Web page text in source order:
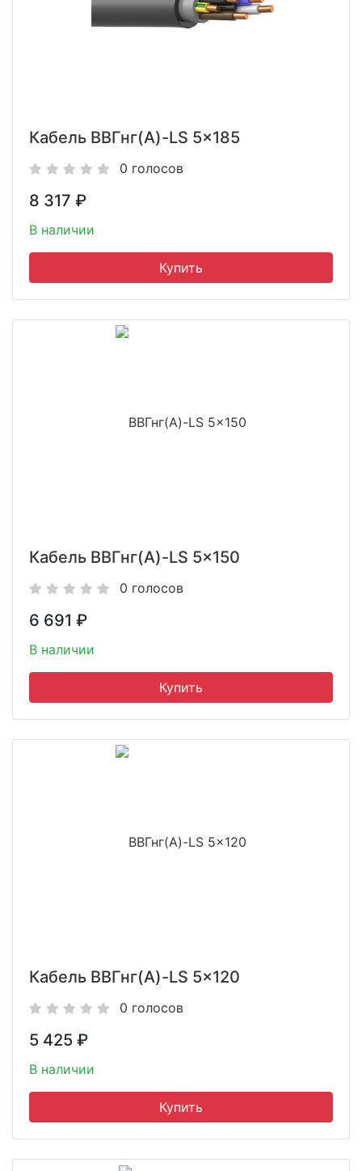
Кабель ВВГнг(A)-LS 5x185
0 голосов
8 317 ₽
В наличии
Кабель ВВГнг(A)-LS 5x150
0 голосов
6 691 ₽
В наличии
Кабель ВВГнг(A)-LS 5x120
0 голосов
5 425 ₽
В наличии